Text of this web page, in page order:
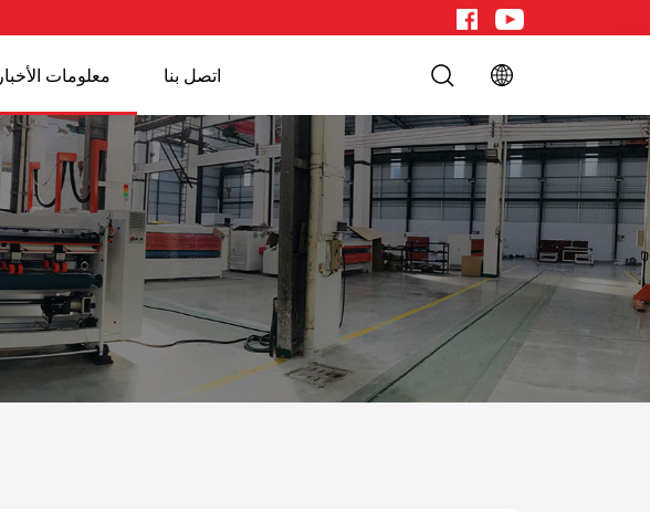
معلومات الأخبار اتصل بنا